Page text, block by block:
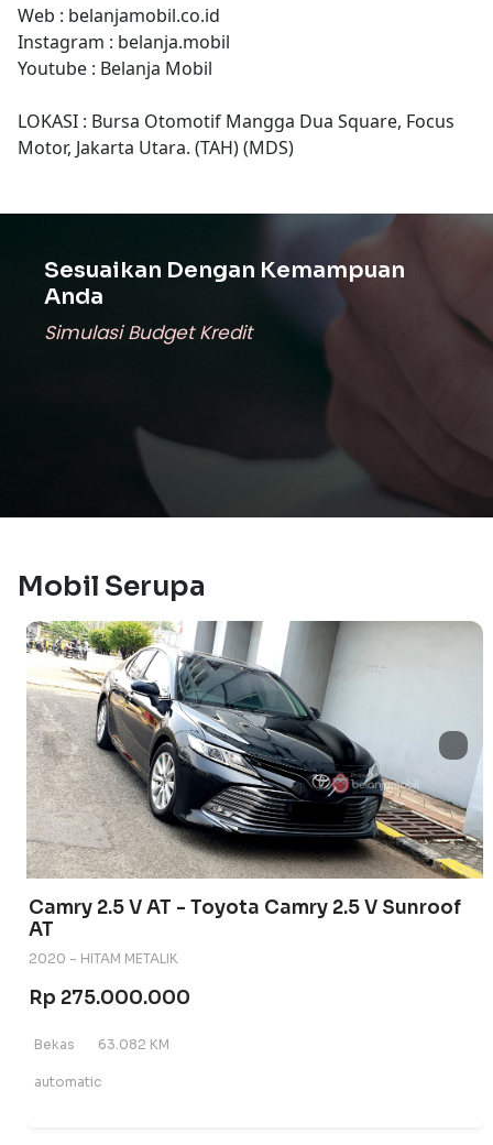
Web : belanjamobil.co.id
Instagram : belanja.mobil
Youtube : Belanja Mobil
LOKASI : Bursa Otomotif Mangga Dua Square, Focus
Motor, Jakarta Utara. (TAH) (MDS)
Sesuaikan Dengan Kemampuan
Anda
Simulasi Budget Kredit
Mobil Serupa
Camry 2.5 V AT - Toyota Camry 2.5 V Sunroof
AT
2020 - HITAM METALIK
Rp 275.000.000
Bekas 63.082 KM
automatic